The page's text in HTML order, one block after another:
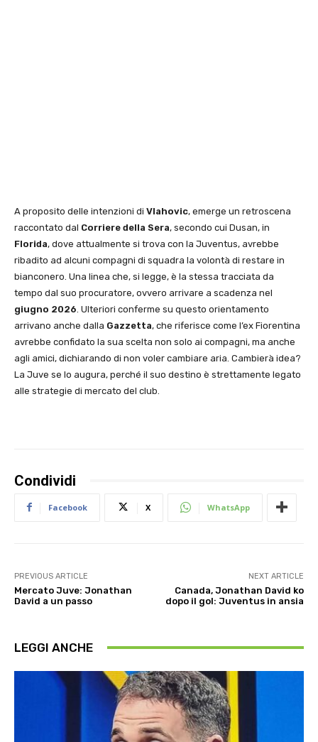
A proposito delle intenzioni di Vlahovic, emerge un retroscena
raccontato dal Corriere della Sera, secondo cui Dusan, in
Florida, dove attualmente si trova con la Juventus, avrebbe
ribadito ad alcuni compagni di squadra la volontà di restare in
bianconero. Una linea che, si legge, è la stessa tracciata da
tempo dal suo procuratore, ovvero arrivare a scadenza nel
giugno 2026 . Ulteriori conferme su questo orientamento
arrivano anche dalla Gazzetta, che riferisce come l’ex Fiorentina
avrebbe confidato la sua scelta non solo ai compagni, ma anche
agli amici, dichiarando di non voler cambiare aria. Cambierà idea?
La Juve se lo augura, perché il suo destino è strettamente legato
alle strategie di mercato del club.
Condividi
Facebook X WhatsApp
PREVIOUS ARTICLE
Mercato Juve: Jonathan
David a un passo
NEXT ARTICLE
Canada, Jonathan David ko
dopo il gol: Juventus in ansia
LEGGI ANCHE